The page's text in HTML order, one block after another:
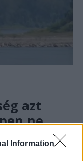
Information
azt
ne